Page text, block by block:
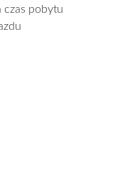
czas pobytu